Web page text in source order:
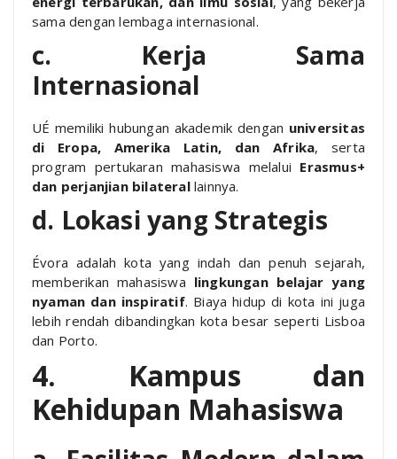
sama dengan lembaga internasional.
c. Kerja Sama
Internasional
UÉ memiliki hubungan akademik dengan universitas
di Eropa, Amerika Latin, dan Afrika, serta
program pertukaran mahasiswa melalui Erasmus+
dan perjanjian bilaterallainnya.
d. Lokasi yang Strategis
Évora adalah kota yang indah dan penuh sejarah,
memberikan mahasiswa lingkungan belajar yang
nyaman dan inspiratif. Biaya hidup di kota ini juga
lebih rendah dibandingkan kota besar seperti Lisboa
dan Porto.
4. Kampus dan
Kehidupan Mahasiswa